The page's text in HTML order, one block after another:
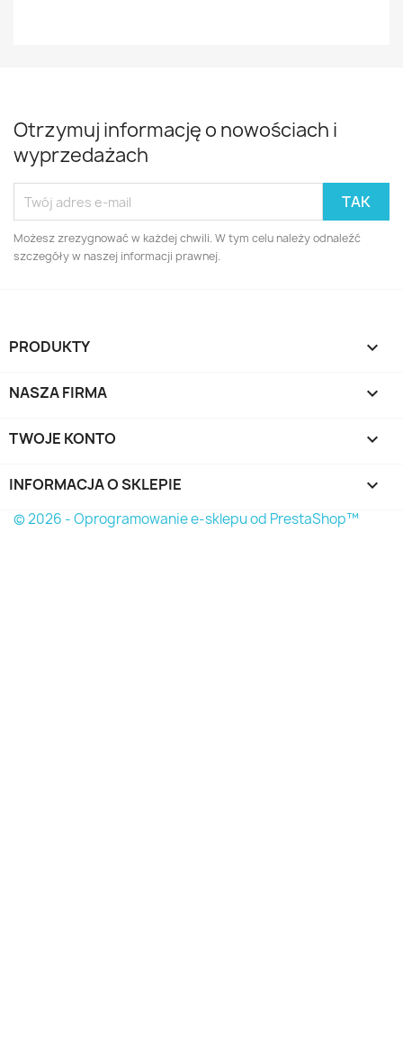
Otrzymuj informację o nowościach i
wyprzedażach
Możesz zrezygnować w każdej chwili. W tym celu należy odnaleźć
szczegóły w naszej informacji prawnej.
PRODUKTY 
NASZA FIRMA 
TWOJE KONTO 
INFORMACJA O SKLEPIE keyboard_arrow_down
© 2026 - Oprogramowanie e-sklepu od PrestaShop™